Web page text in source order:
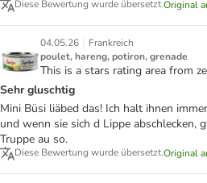
Diese Bewertung wurde übersetzt.Original
04.05.26 | Frankreich
poulet, hareng, potiron, grenade
This is a stars rating area from
Sehr gluschtig
Mini Büsi liäbed das! Ich halt ihnen
und wenn sie sich d Lippe abschlecken,
Truppe au so.
Diese Bewertung wurde übersetzt.Original